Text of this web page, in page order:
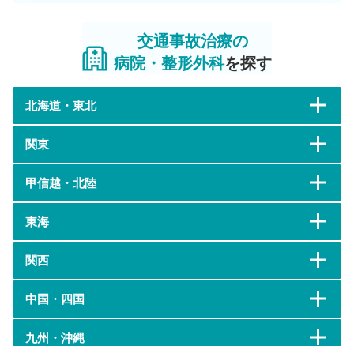
交通事故治療の
病院・整形外科を探す
北海道・東北
関東
甲信越・北陸
東海
関西
中国・四国
九州・沖縄